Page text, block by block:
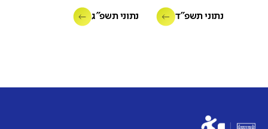
נתוני תשפ"ד נתוני תשפ"ג